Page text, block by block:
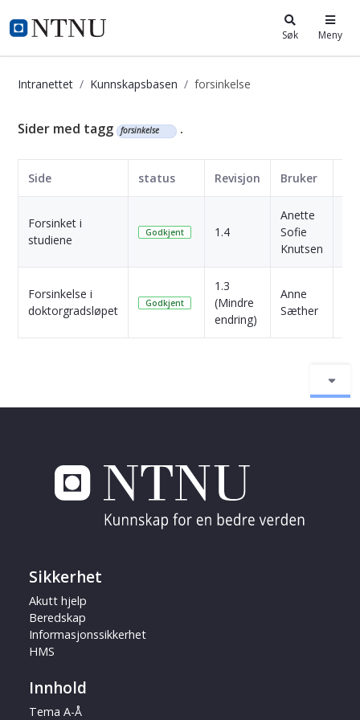
i.ntnu.no Søk Meny
Intranettet Kunnskapsbasen forsinkelse
Kunnskapsbasen
Sider med tagg forsinkelse .
Side status Revisjon Bruker
Forsinket i
studiene
Godkjent 1.4
Anette
Sofie
Knutsen
Forsinkelse i
doktorgradsløpet
Godkjent
1.3
(Mindre
endring)
Anne
Sæther
Sikkerhet
Akutt hjelp
Beredskap
Informasjonssikkerhet
HMS
Innhold
Tema A-Å